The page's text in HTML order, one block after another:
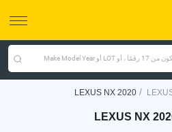
/
LEXUS NX 2020
LEXUS NX